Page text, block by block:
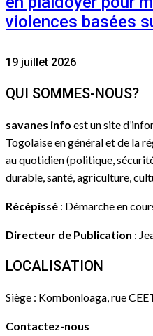
violences basées
19 juillet 2026
QUI SOMMES-NOUS?
savanes info est un site
Togolaise en général et de la
au quotidien (politique,
durable, santé, agriculture,
Récépissé : Démarche en
Directeur de Publication :
LOCALISATION
Siège : Kombonloaga, rue
Contactez-nous